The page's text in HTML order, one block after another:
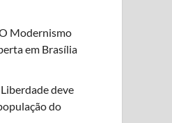
Modernismo
em Brasília
deve
do